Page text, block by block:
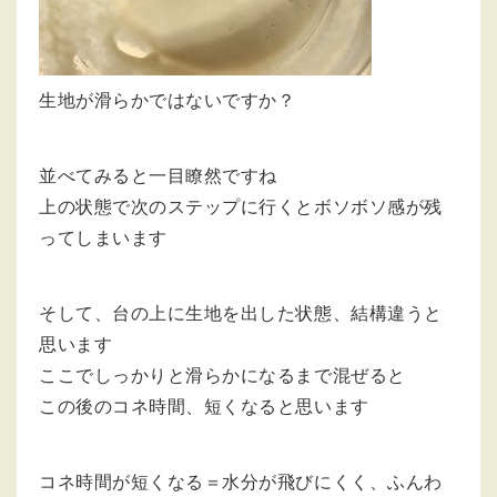
生地が滑らかではないですか？
並べてみると一目瞭然ですね
上の状態で次のステップに行くとボソボソ感が残
ってしまいます
そして、台の上に生地を出した状態、結構違うと
思います
ここでしっかりと滑らかになるまで混ぜると
この後のコネ時間、短くなると思います
コネ時間が短くなる＝水分が飛びにくく、ふんわ